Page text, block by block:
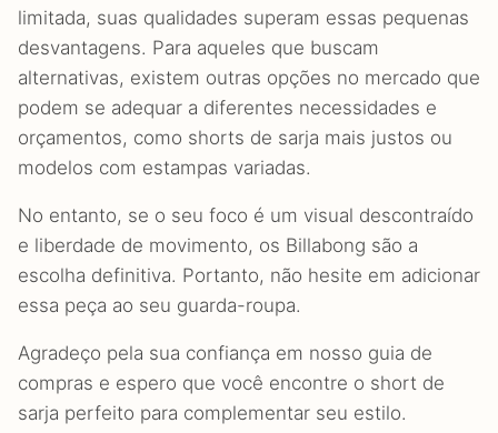
limitada, suas qualidades superam essas pequenas
desvantagens. Para aqueles que buscam
alternativas, existem outras opções no mercado que
podem se adequar a diferentes necessidades e
orçamentos, como shorts de sarja mais justos ou
modelos com estampas variadas.
No entanto, se o seu foco é um visual descontraído
e liberdade de movimento, os Billabong são a
escolha definitiva. Portanto, não hesite em adicionar
essa peça ao seu guarda-roupa.
Agradeço pela sua confiança em nosso guia de
compras e espero que você encontre o short de
sarja perfeito para complementar seu estilo.